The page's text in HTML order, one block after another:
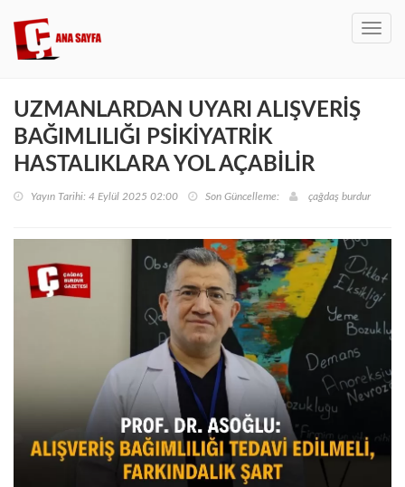
UZMANLARDAN UYARI ALIŞVERİŞ
BAĞIMLILIĞI PSİKİYATRİK
HASTALIKLARA YOL AÇABİLİR
Yayın Tarihi: 4 Eylül 2025 02:00 Son Güncelleme: çağdaş burdur